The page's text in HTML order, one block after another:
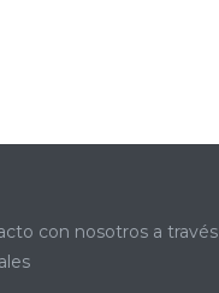
con nosotros a través